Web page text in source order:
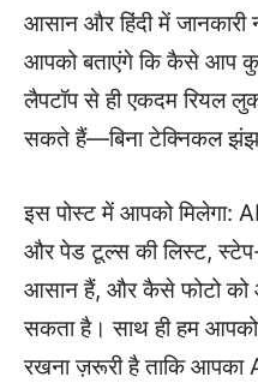
आसान और हिंदी में जानकारी
आपको बताएंगे कि कैसे आप
लैपटॉप से ही एकदम रियल
सकते हैं—बिना टेक्निकल
इस पोस्ट में आपको मिलेगा:
और पेड टूल्स की लिस्ट,
आसान हैं, और कैसे फोटो को
सकता है। साथ ही हम आपको
रखना ज़रूरी है ताकि आपका